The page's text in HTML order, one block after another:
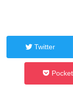
Twitter
Pocket